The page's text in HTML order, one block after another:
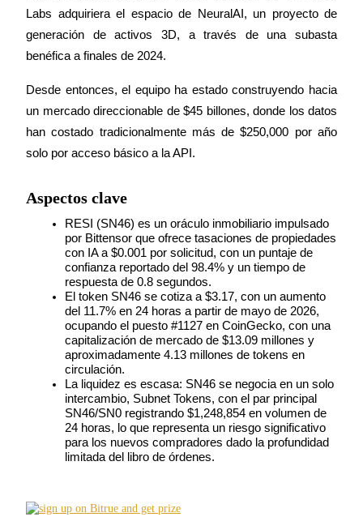
Futuros que utilizan USDC como garantía
Copiar Trading
Únete a los mejores traders
Conviértete en un Trader de Copia
Labs adquiriera el espacio de NeuralAI, un proyecto de
generación de activos 3D, a través de una subasta
benéfica a finales de 2024.
Desde entonces, el equipo ha estado construyendo hacia
un mercado direccionable de $45 billones, donde los datos
han costado tradicionalmente más de $250,000 por año
solo por acceso básico a la API.
Aspectos clave
RESI (SN46) es un oráculo inmobiliario impulsado
por Bittensor que ofrece tasaciones de propiedades
con IA a $0.001 por solicitud, con un puntaje de
confianza reportado del 98.4% y un tiempo de
respuesta de 0.8 segundos.
El token SN46 se cotiza a $3.17, con un aumento
del 11.7% en 24 horas a partir de mayo de 2026,
ocupando el puesto #1127 en CoinGecko, con una
capitalización de mercado de $13.09 millones y
aproximadamente 4.13 millones de tokens en
circulación.
La liquidez es escasa: SN46 se negocia en un solo
intercambio, Subnet Tokens, con el par principal
SN46/SN0 registrando $1,248,854 en volumen de
24 horas, lo que representa un riesgo significativo
para los nuevos compradores dado la profundidad
limitada del libro de órdenes.